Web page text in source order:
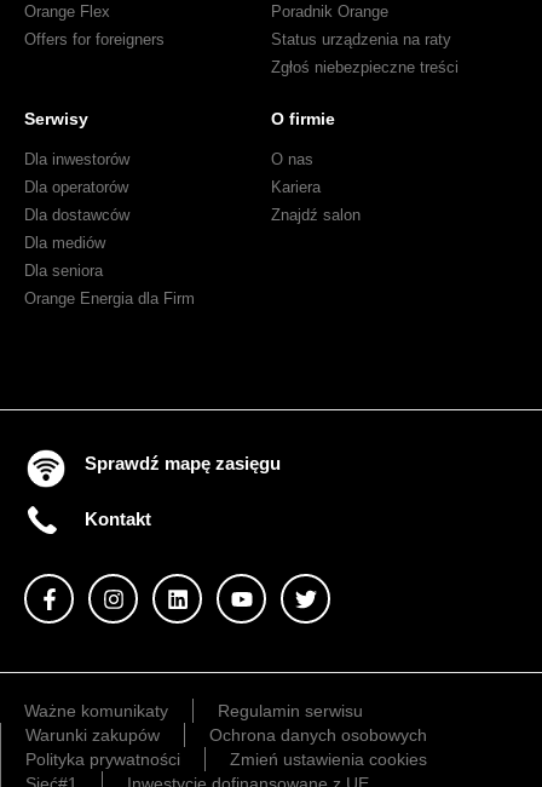
Orange Flex
Offers for foreigners
Poradnik Orange
Status urządzenia na raty
Zgłoś niebezpieczne treści
Serwisy
Dla inwestorów
Dla operatorów
Dla dostawców
Dla mediów
Dla seniora
Orange Energia dla Firm
O firmie
O nas
Kariera
Znajdź salon
Sprawdź mapę zasięgu
Kontakt
Ważne komunikaty
Regulamin serwisu
Warunki zakupów
Ochrona danych osobowych
Polityka prywatności
Zmień ustawienia cookies
Sieć#1
Inwestycje dofinansowane z UE